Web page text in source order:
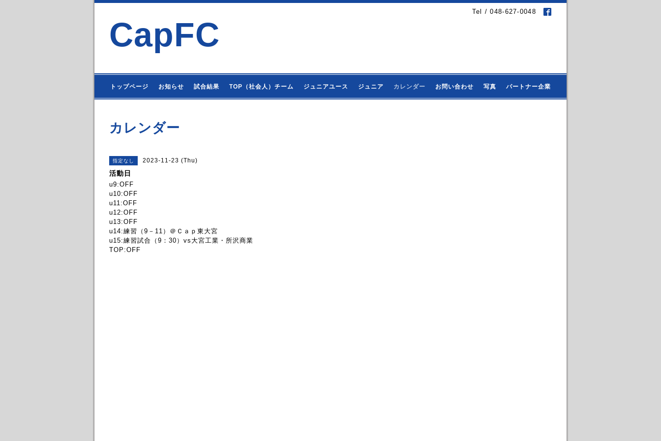
Tel / 048-627-0048
CapFC
トップページ お知らせ 試合結果 TOP（社会人）チーム ジュニアユース ジュニア カレンダー お問い合わせ 写真 パートナー企業
カレンダー
指定なし 2023-11-23 (Thu)
活動日
u9:OFF
u10:OFF
u11:OFF
u12:OFF
u13:OFF
u14:練習（9－11）＠Ｃａｐ東大宮
u15:練習試合（9：30）vs大宮工業・所沢商業
TOP:OFF